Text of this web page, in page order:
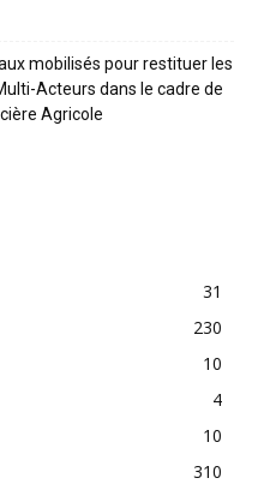
mobilisés pour restituer les
Acteurs dans le cadre de
Agricole
31
230
10
4
10
310